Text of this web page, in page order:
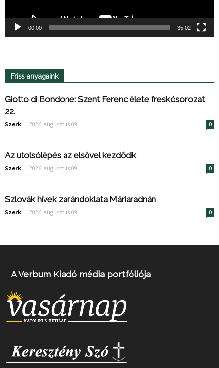
00:00 35:02
Friss anyagaink
Giotto di Bondone: Szent Ferenc élete freskósorozat
22.
Szerk. - 2026. augusztus 09. 0
Az utolsólépés az elsővel kezdődik
Szerk. - 2026. augusztus 09. 0
Szlovák hívek zarándoklata Máriaradnán
Szerk. - 2026. augusztus 09. 0
A Verbum Kiadó média portfóliója